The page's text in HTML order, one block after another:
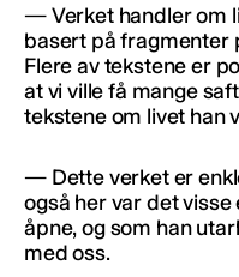
— Verket handler om
basert på fragmenter
Flere av tekstene er
at vi ville få mange
tekstene om livet han
— Dette verket er
også her var det
åpne, og som han
med oss.